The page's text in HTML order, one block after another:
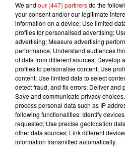
7 août 2026
RÜFÜS DU
album après
7 août 2026
Angèle et
collaboration
Il y a 10 ans,
We and our (447) partnersdo the
your consent and/or our legitimate
information on a device; Use limited
profiles for personalised advertising;
advertising; Measure advertising
performance; Understand audiences
of data from different sources; Develop
profiles to personalise content; Use
content; Use limited data to select
detect fraud, and fix errors; Deliver and
Save and communicate privacy
process personal data such as IP
following functionalities: Identify
requested; Use precise geolocation
other data sources; Link different
information transmitted automatically.